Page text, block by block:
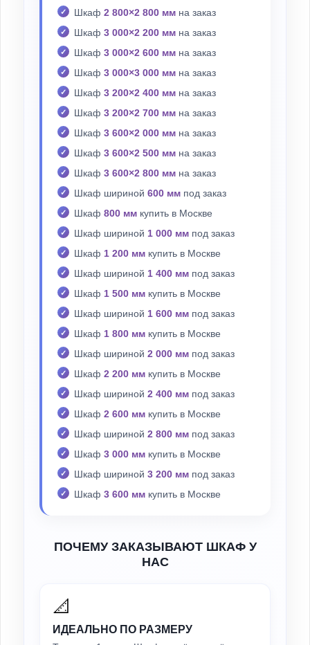
Шкаф 2 800×2 800 мм на заказ
Шкаф 3 000×2 200 мм на заказ
Шкаф 3 000×2 600 мм на заказ
Шкаф 3 000×3 000 мм на заказ
Шкаф 3 200×2 400 мм на заказ
Шкаф 3 200×2 700 мм на заказ
Шкаф 3 600×2 000 мм на заказ
Шкаф 3 600×2 500 мм на заказ
Шкаф 3 600×2 800 мм на заказ
Шкаф шириной 600 мм под заказ
Шкаф 800 мм купить в Москве
Шкаф шириной 1 000 мм под заказ
Шкаф 1 200 мм купить в Москве
Шкаф шириной 1 400 мм под заказ
Шкаф 1 500 мм купить в Москве
Шкаф шириной 1 600 мм под заказ
Шкаф 1 800 мм купить в Москве
Шкаф шириной 2 000 мм под заказ
Шкаф 2 200 мм купить в Москве
Шкаф шириной 2 400 мм под заказ
Шкаф 2 600 мм купить в Москве
Шкаф шириной 2 800 мм под заказ
Шкаф 3 000 мм купить в Москве
Шкаф шириной 3 200 мм под заказ
Шкаф 3 600 мм купить в Москве
ПОЧЕМУ ЗАКАЗЫВАЮТ ШКАФ У
НАС
📐
ИДЕАЛЬНО ПО РАЗМЕРУ